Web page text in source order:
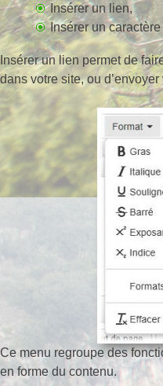
Insérer un lien,
Insérer un
Insérer un lien permet de
dans votre site, ou
Ce menu regroupe des
en forme du contenu.